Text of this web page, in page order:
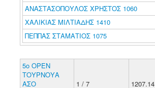
ΑΝΑΣΤΑΣΟΠΟΥΛΟΣ ΧΡΗΣΤΟΣ 1060
ΧΑΛΙΚΙΑΣ ΜΙΛΤΙΑΔΗΣ 1410
ΠΕΠΠΑΣ ΣΤΑΜΑΤΙΟΣ 1075
5o ΟΡΕΝ
ΤΟΥΡΝΟΥΑ
ΑΣΟ
1 / 7 1207.14